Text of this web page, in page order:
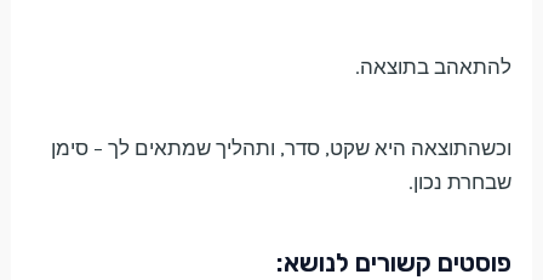
להתאהב בתוצאה.
וכשהתוצאה היא שקט, סדר, ותהליך שמתאים לך – סימן
שבחרת נכון.
פוסטים קשורים לנושא: